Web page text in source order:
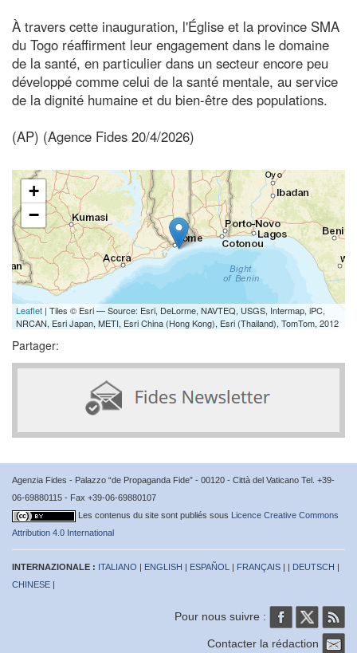
À travers cette inauguration, l'Église et la province SMA
du Togo réaffirment leur engagement dans le domaine
de la santé, en particulier dans un secteur encore peu
développé comme celui de la santé mentale, au service
de la dignité humaine et du bien-être des populations.
(AP) (Agence Fides 20/4/2026)
+
−
Leaflet | Tiles © Esri — Source: Esri, DeLorme, NAVTEQ, USGS, Intermap, iPC,
NRCAN, Esri Japan, METI, Esri China (Hong Kong), Esri (Thailand), TomTom, 2012
Partager:
Agenzia Fides - Palazzo “de Propaganda Fide” - 00120 - Città del Vaticano Tel. +39-
06-69880115 - Fax +39-06-69880107
Les contenus du site sont publiés sous Licence Creative Commons
Attribution 4.0 International
INTERNAZIONALE : ITALIANO | ENGLISH | ESPAÑOL | FRANÇAIS | | DEUTSCH |
CHINESE |
Pour nous suivre :
Contacter la rédaction